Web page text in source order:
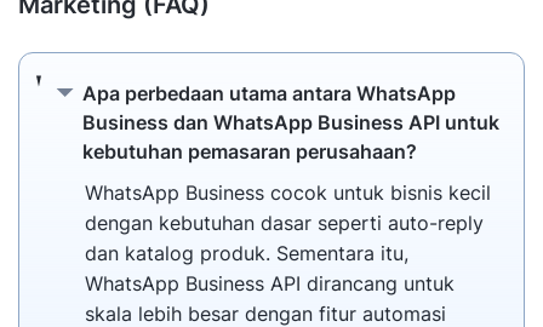
Apa perbedaan utama antara WhatsApp
Business dan WhatsApp Business API untuk
kebutuhan pemasaran perusahaan?
Apa perbedaan utama antara WhatsApp
WhatsApp Business cocok untuk bisnis kecil
dengan kebutuhan dasar seperti auto-reply
dan katalog produk. Sementara itu,
WhatsApp Business API dirancang untuk
skala lebih besar dengan fitur automasi